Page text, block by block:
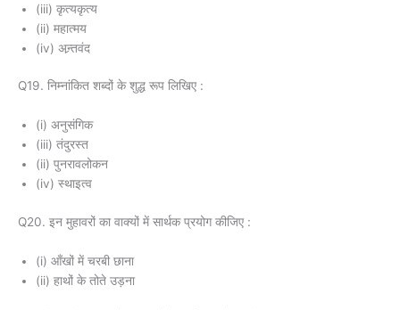
(iii) कृत्यकृत्य
(ii) महात्मय
(iv) अन्र्तवंद
Q19. निम्नांकित शब्दों के शुद्ध रूप लिखिए :
(i) अनुसंगिक
(iii) तंदुरस्त
(ii) पुनरावलोकन
(iv) स्थाइत्व
Q20. इन मुहावरों का वाक्यों में सार्थक प्रयोग कीजिए :
(i) आँखों में चरबी छाना
(ii) हाथों के तोते उड़ना